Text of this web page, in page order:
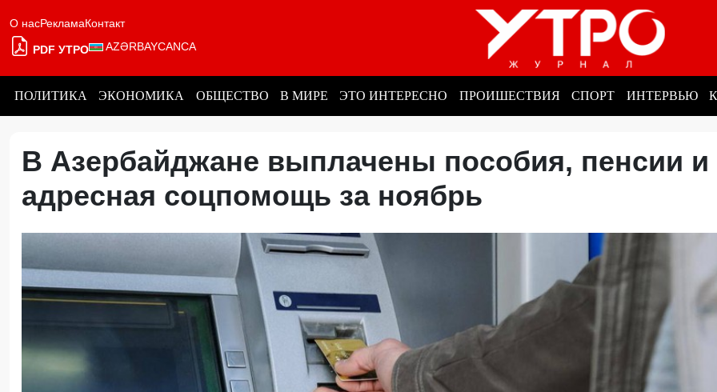
О насРекламаКонтакт
PDF УТРО AZƏRBAYCANCA
ПОЛИТИКА ЭКОНОМИКА ОБЩЕСТВО В МИРЕ ЭТО ИНТЕРЕСНО ПРОИШЕСТВИЯ СПОРТ ИНТЕРВЬЮ
В Азербайджане выплачены пособия, пенсии и
адресная соцпомощь за ноябрь